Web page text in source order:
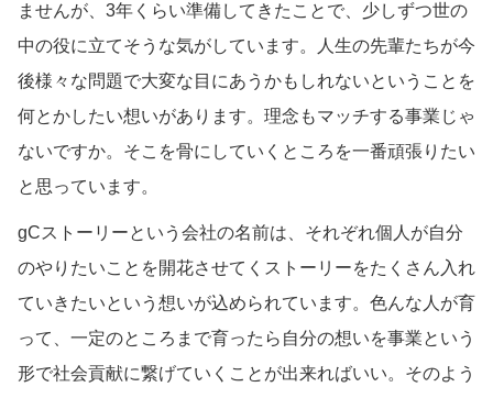
ませんが、3年くらい準備してきたことで、少しずつ世の
中の役に立てそうな気がしています。人生の先輩たちが今
後様々な問題で大変な目にあうかもしれないということを
何とかしたい想いがあります。理念もマッチする事業じゃ
ないですか。そこを骨にしていくところを一番頑張りたい
と思っています。
gCストーリーという会社の名前は、それぞれ個人が自分
のやりたいことを開花させてくストーリーをたくさん入れ
ていきたいという想いが込められています。色んな人が育
って、一定のところまで育ったら自分の想いを事業という
形で社会貢献に繋げていくことが出来ればいい。そのよう